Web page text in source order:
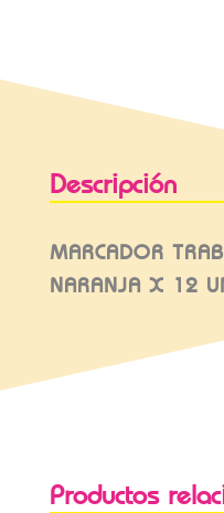
Descripción
MARCADOR
NARANJA X 12
Productos